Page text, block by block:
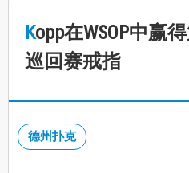
Kopp在WSOP中赢得第三枚世界扑克
巡回赛戒指
德州扑克